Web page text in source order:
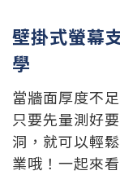
壁掛式螢幕
學
當牆面厚度不
只要先量測好
洞，就可以輕
業哦！一起來